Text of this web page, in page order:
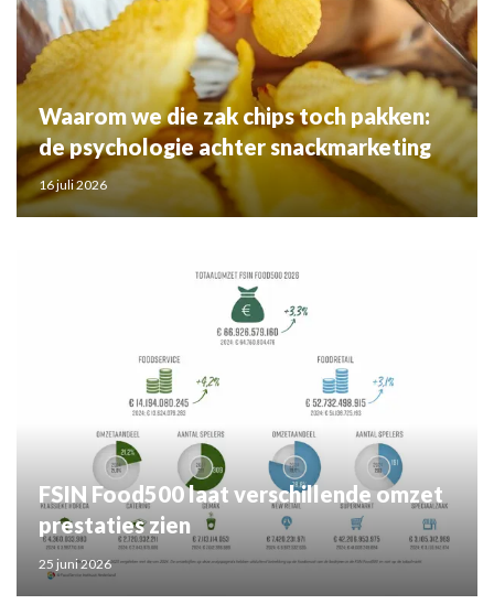
Waarom we die zak chips toch pakken:
de psychologie achter snackmarketing
16 juli 2026
FSIN Food500 laat verschillende omzet
prestaties zien
25 juni 2026